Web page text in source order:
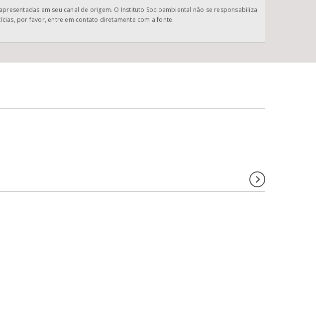
em seu canal de origem. O Instituto Socioambiental não se responsabiliza
por favor, entre em contato diretamente com a fonte.